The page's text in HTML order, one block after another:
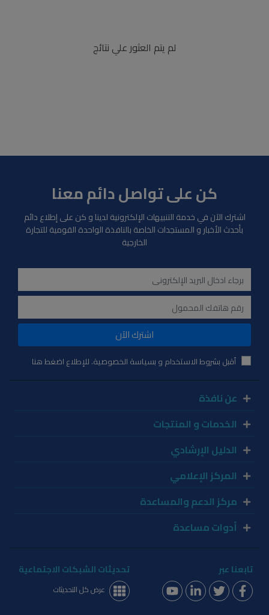
لم يتم العثور علي نتائج
كن على تواصل دائم معنا
اشترك الآن في خدمة التنبيهات الإلكترونية لدينا و كن على إطلاع دائم
بأحدث الأخبار و المستجدات الخاصة بالنافذة الواحدة القومية للتجارة
الخارجية
اشترك الآن
أقبل بشروط الاستخدام و بسياسة الخصوصية. للإطلاع اضغط هنا
عن نافذة
الخدمات و المنتجات
الدليل الإرشادي
المركز الإعلامي
مركز الدعم والمساعدة
أدوات مساعدة
تابعنا عبر تحديثات الشبكات الاجتماعية
عرض كل التحديثات